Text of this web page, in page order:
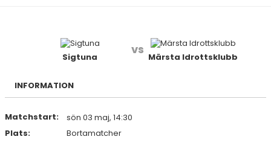
KONTAKT
Sigtuna
vs
Märsta Idrottsklubb
INFORMATION
Matchstart:
sön 03 maj, 14:30
Plats:
Bortamatcher